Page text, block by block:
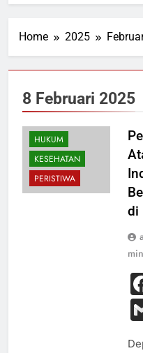
Home 2025
8 Februari 2025
HUKUM
KESEHATAN
PERISTIWA
di